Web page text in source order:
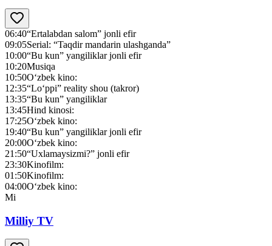
06:40“Ertalabdan salom” jonli efir
09:05Serial: “Taqdir mandarin ulashganda”
10:00“Bu kun” yangiliklar jonli efir
10:20Musiqa
10:50O‘zbek kino:
12:35“Lo‘ppi” reality shou (takror)
13:35“Bu kun” yangiliklar
13:45Hind kinosi:
17:25O‘zbek kino:
19:40“Bu kun” yangiliklar jonli efir
20:00O‘zbek kino:
21:50“Uxlamaysizmi?” jonli efir
23:30Kinofilm:
01:50Kinofilm:
04:00O‘zbek kino:
Mi
Milliy TV